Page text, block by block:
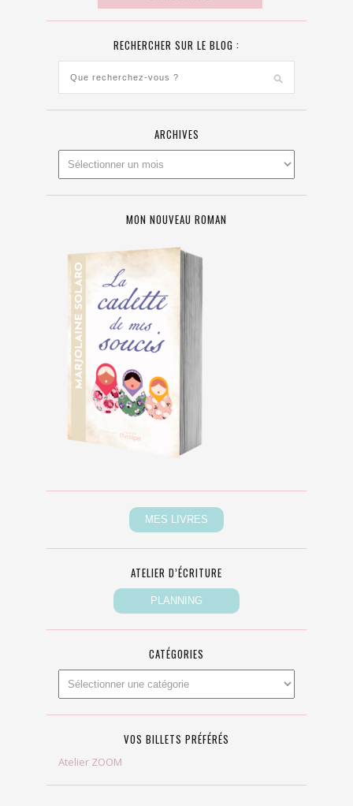
RECHERCHER SUR LE BLOG :
ARCHIVES
MON NOUVEAU ROMAN
ATELIER D’ÉCRITURE
CATÉGORIES
VOS BILLETS PRÉFÉRÉS
Atelier ZOOM